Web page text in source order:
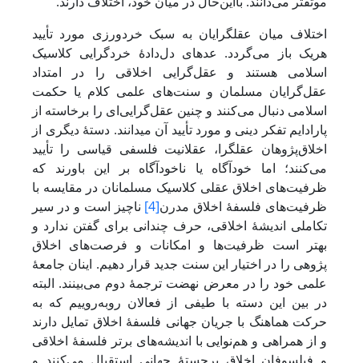
اختلاف میان عقل‎گرایان به سبک خردورزی مورد تأیید
هریک باز می‌گردد. عده‎ای دل‌دادۀ خردگرایی کلاسیک
اسلامی هستند و عقل‌گرایی اخلاقی را در امتداد
عقل‌گرایان مسلمان و سنت‌های علمی کلام یا حکمت
اسلامی دنبال می‌کنند و چنین عقل‌گرایی‌ای را برخاسته از
پارادایم تفکر دینی و مورد تأیید آن می‎دانند. دستۀ دیگری از
اخلاق‌پژوهان عقل‎گرا، عقلانیت فلسفی قیاسی را تأیید
می‌کنند؛ اما خودآگاه یا ناخودآگاه بر این باورند که
ظرفیت‌های اخلاق عقلی کلاسیک مسلمانان در مقایسه با
ظرفیت‌های فلسفۀ اخلاق مدرن[4]
ناچیز است و در سیر
تکاملی اندیشۀ اخلاقی، حرف چندانی برای گفتن ندارد و
بهتر است ظرفیت‌ها و امکانات و فرصت‌های اخلاق
پژوهی را در اختیار این سنت جدید قرار دهیم. اینان جامعۀ
علمی خود را در معرض نهضت ترجمۀ دوم می‌بینند. البته
در بین این دسته با طیفی از فعالان روبه‌روییم که به
حرکت هماهنگ با جریان جهانی فلسفۀ اخلاق تمایل دارند
و از همراهی و هم‌نوایی با اندیشه‌های برتر فلسفۀ اخلاقی